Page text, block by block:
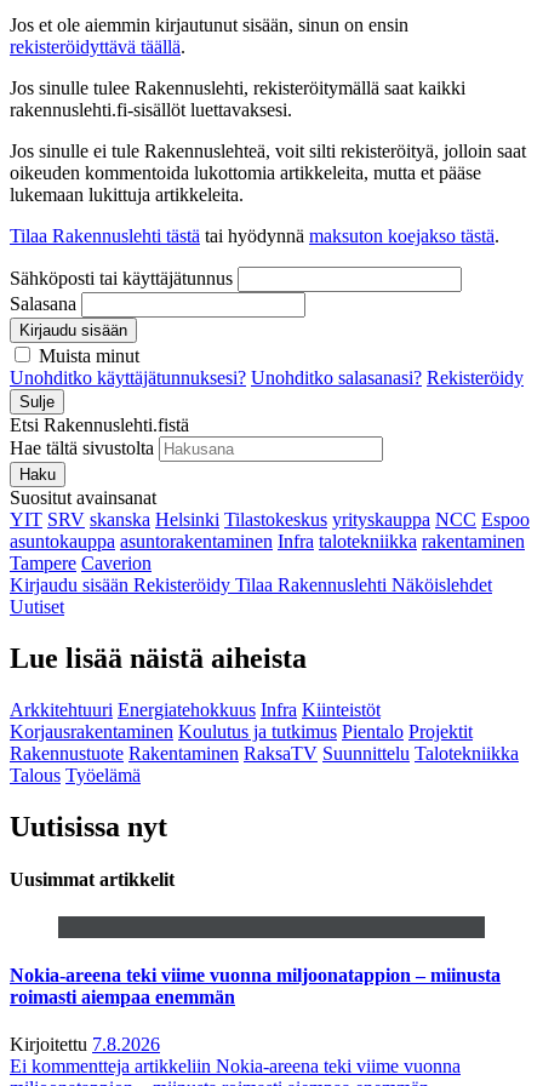
Jos et ole aiemmin kirjautunut sisään, sinun on ensin
rekisteröidyttävä täällä.
Jos sinulle tulee Rakennuslehti, rekisteröitymällä saat kaikki
rakennuslehti.fi-sisällöt luettavaksesi.
Jos sinulle ei tule Rakennuslehteä, voit silti rekisteröityä, jolloin saat
oikeuden kommentoida lukottomia artikkeleita, mutta et pääse
lukemaan lukittuja artikkeleita.
Tilaa Rakennuslehti tästä tai hyödynnä maksuton koejakso tästä.
Sähköposti tai käyttäjätunnus
Salasana
Kirjaudu sisään
Muista minut
Unohditko käyttäjätunnuksesi? Unohditko salasanasi? Rekisteröidy
Sulje
Etsi Rakennuslehti.fistä
Hae tältä sivustolta
Haku
Suositut avainsanat
YIT SRV skanska Helsinki Tilastokeskus yrityskauppa NCC Espoo
asuntokauppa asuntorakentaminen Infra talotekniikka rakentaminen
Tampere Caverion
Kirjaudu sisään Rekisteröidy Tilaa Rakennuslehti Näköislehdet
Uutiset
Lue lisää näistä aiheista
Arkkitehtuuri Energiatehokkuus Infra Kiinteistöt
Korjausrakentaminen Koulutus ja tutkimus Pientalo Projektit
Rakennustuote Rakentaminen RaksaTV Suunnittelu Talotekniikka
Talous Työelämä
Uutisissa nyt
Uusimmat artikkelit
Nokia-areena teki viime vuonna miljoonatappion – miinusta
roimasti aiempaa enemmän
Kirjoitettu 7.8.2026
Ei kommentteja artikkeliin Nokia-areena teki viime vuonna